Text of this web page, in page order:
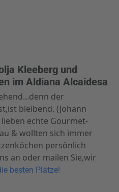
Kleeberg und
im Aldiana Alcaidesa
der
bleibend. (Johann
echte Gourmet-
& wollten sich immer
persönlich
an oder mailen Sie,wir
besten Plätze!